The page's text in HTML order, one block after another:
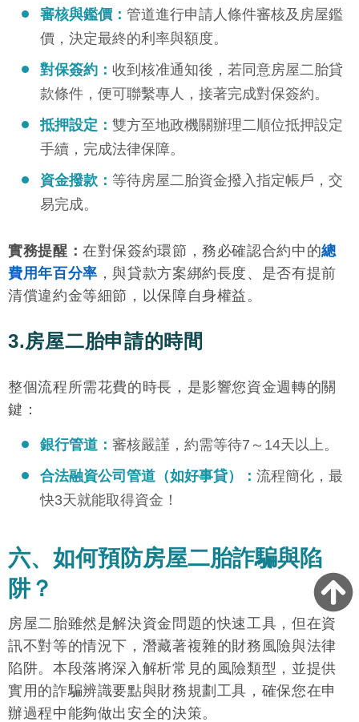
審核與鑑價： 管道進行申請人條件審核及房屋鑑
價，決定最終的利率與額度。
對保簽約： 收到核准通知後，若同意房屋二胎貸
款條件，便可聯繫專人，接著完成對保簽約。
抵押設定： 雙方至地政機關辦理二順位抵押設定
手續，完成法律保障。
資金撥款： 等待房屋二胎資金撥入指定帳戶，交
易完成。
實務提醒：在對保簽約環節，務必確認合約中的總
費用年百分率 ，與貸款方案綁約長度、是否有提前
清償違約金等細節，以保障自身權益。
3.房屋二胎申請的時間
整個流程所需花費的時長，是影響您資金週轉的關
鍵：
銀行管道： 審核嚴謹，約需等待7～14天以上。
合法融資公司管道（如好事貸）： 流程簡化，最
快3天就能取得資金！
六、如何預防房屋二胎詐騙與陷
阱？
房屋二胎雖然是解決資金問題的快速工具，但在資
訊不對等的情況下，潛藏著複雜的財務風險與法律
陷阱。本段落將深入解析常見的風險類型，並提供
實用的詐騙辨識要點與財務規劃工具，確保您在申
辦過程中能夠做出安全的決策。